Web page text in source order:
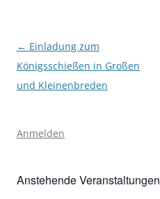
Beitragsnavigation
← Einladung zum
Königsschießen in Großen
und Kleinenbreden
Anmelden
Anstehende Veranstaltungen